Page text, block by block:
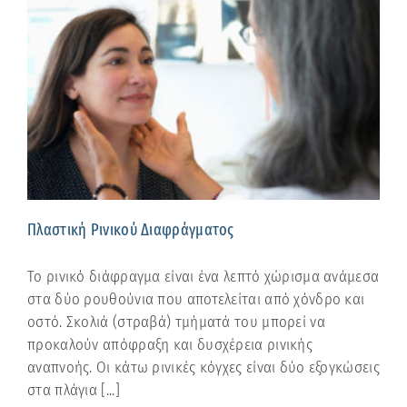
Πλαστική Ρινικού Διαφράγματος
Το ρινικό διάφραγμα είναι ένα λεπτό χώρισμα ανάμεσα
στα δύο ρουθούνια που αποτελείται από χόνδρο και
οστό. Σκολιά (στραβά) τμήματά του μπορεί να
προκαλούν απόφραξη και δυσχέρεια ρινικής
αναπνοής. Οι κάτω ρινικές κόγχες είναι δύο εξογκώσεις
στα πλάγια [...]